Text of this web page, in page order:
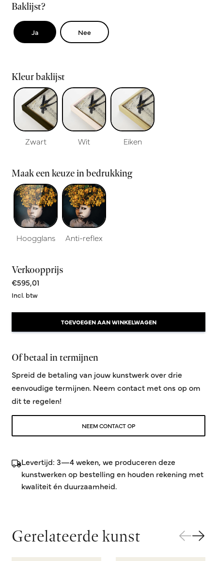
Baklijst?
Ja Nee
Kleur baklijst
Zwart Wit Eiken
Maak een keuze in bedrukking
Hoogglans Anti-reflex
Verkoopprijs
€595,01
Incl. btw
TOEVOEGEN AAN WINKELWAGEN
Of betaal in termijnen
Spreid de betaling van jouw kunstwerk over drie
eenvoudige termijnen. Neem contact met ons op om
dit te regelen!
NEEM CONTACT OP
Levertijd: 3—4 weken, we produceren deze
kunstwerken op bestelling en houden rekening met
kwaliteit én duurzaamheid.
Gerelateerde kunst